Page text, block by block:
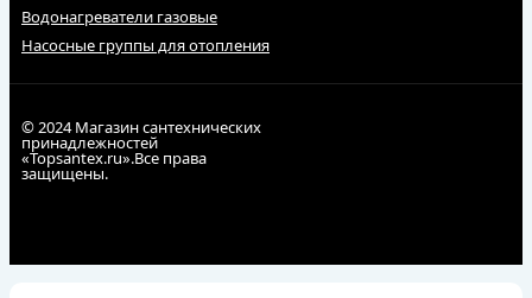
Водонагреватели газовые
Насосные группы для отопления
© 2024 Магазин сантехнических
принадлежностей
«Topsantex.ru».Все права
защищены.